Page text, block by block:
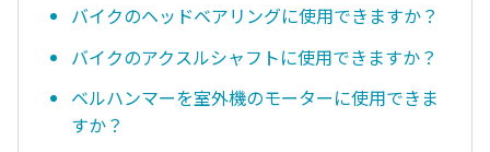
バイクのヘッドベアリングに使用できますか？
バイクのアクスルシャフトに使用できますか？
ベルハンマーを室外機のモーターに使用できま
すか？